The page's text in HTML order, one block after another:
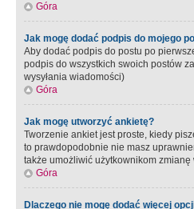
Góra
Jak mogę dodać podpis do mojego
Aby dodać podpis do postu po
podpis do wszystkich swoich postów
wysyłania wiadomości)
Góra
Jak mogę utworzyć ankietę?
Tworzenie ankiet jest proste, kiedy
to prawdopodobnie nie masz
także umożliwić użytkownikom
Góra
Dlaczego nie mogę dodać więcej